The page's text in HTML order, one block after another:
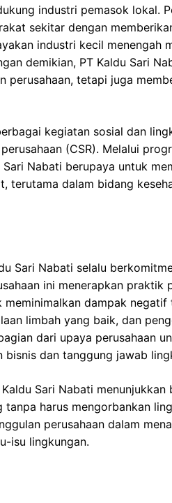
industri pemasok lokal.
sekitar dengan
industri kecil menengah
demikian, PT Kaldu Sari
perusahaan, tetapi juga
kegiatan sosial dan
(CSR). Melalui
Nabati berupaya untuk
terutama dalam bidang
Sari Nabati selalu
ini menerapkan praktik
dampak negatif
limbah yang baik, dan
dari upaya perusahaan
bisnis dan tanggung jawab
Sari Nabati menunjukkan
harus mengorbankan
perusahaan dalam
isu lingkungan.